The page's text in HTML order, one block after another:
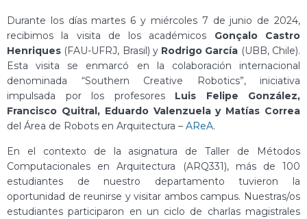
Durante los días martes 6 y miércoles 7 de junio de 2024,
recibimos la visita de los académicos Gonçalo Castro
Henriques (FAU-UFRJ, Brasil) y Rodrigo García (UBB, Chile).
Esta visita se enmarcó en la colaboración internacional
denominada “Southern Creative Robotics”, iniciativa
impulsada por los profesores Luis Felipe González,
Francisco Quitral, Eduardo Valenzuela y Matías Correa
del Área de Robots en Arquitectura – AReA.
En el contexto de la asignatura de Taller de Métodos
Computacionales en Arquitectura (ARQ331), más de 100
estudiantes de nuestro departamento tuvieron la
oportunidad de reunirse y visitar ambos campus. Nuestras/os
estudiantes participaron en un ciclo de charlas magistrales